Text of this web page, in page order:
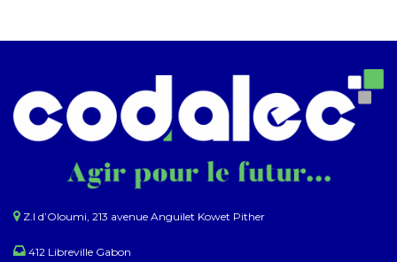
Z.I d’Oloumi, 213 avenue Anguilet Kowet Pither​
412 Libreville Gabon